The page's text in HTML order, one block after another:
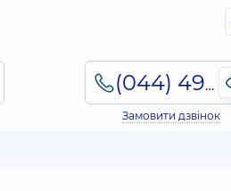
(044) 495-2-888
Замовити дзвінок